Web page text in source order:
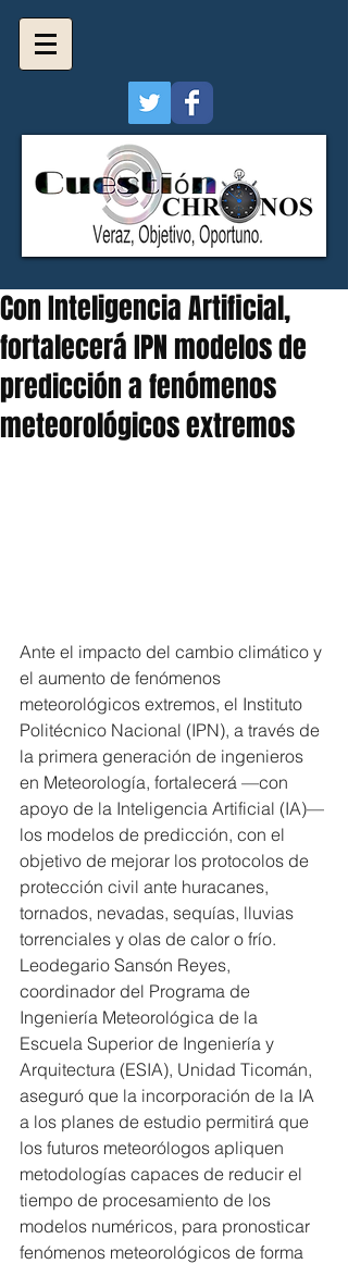
Con Inteligencia Artificial,
fortalecerá IPN modelos de
predicción a fenómenos
meteorológicos extremos
Ante el impacto del cambio climático y
el aumento de fenómenos
meteorológicos extremos, el Instituto
Politécnico Nacional (IPN), a través de
la primera generación de ingenieros
en Meteorología, fortalecerá —con
apoyo de la Inteligencia Artificial (IA)—
los modelos de predicción, con el
objetivo de mejorar los protocolos de
protección civil ante huracanes,
tornados, nevadas, sequías, lluvias
torrenciales y olas de calor o frío.
Leodegario Sansón Reyes,
coordinador del Programa de
Ingeniería Meteorológica de la
Escuela Superior de Ingeniería y
Arquitectura (ESIA), Unidad Ticomán,
aseguró que la incorporación de la IA
a los planes de estudio permitirá que
los futuros meteorólogos apliquen
metodologías capaces de reducir el
tiempo de procesamiento de los
modelos numéricos, para pronosticar
fenómenos meteorológicos de forma